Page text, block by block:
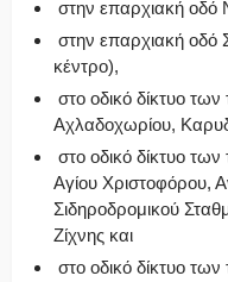
στην επαρχιακή οδό
στην επαρχιακή οδό
κέντρο),
στο οδικό δίκτυο
Αχλαδοχωρίου,
στο οδικό δίκτυο
Αγίου Χριστοφόρου,
Σιδηροδρομικού
Ζίχνης και
στο οδικό δίκτυο